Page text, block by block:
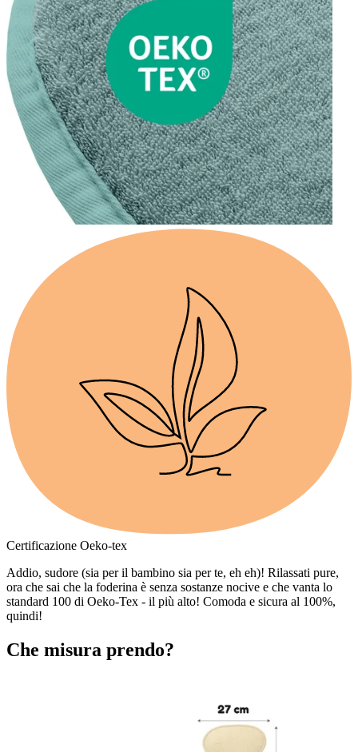
Certificazione Oeko-tex
Addio, sudore (sia per il bambino sia per te, eh eh)! Rilassati pure,
ora che sai che la foderina è senza sostanze nocive e che vanta lo
standard 100 di Oeko-Tex - il più alto! Comoda e sicura al 100%,
quindi!
Che misura prendo?